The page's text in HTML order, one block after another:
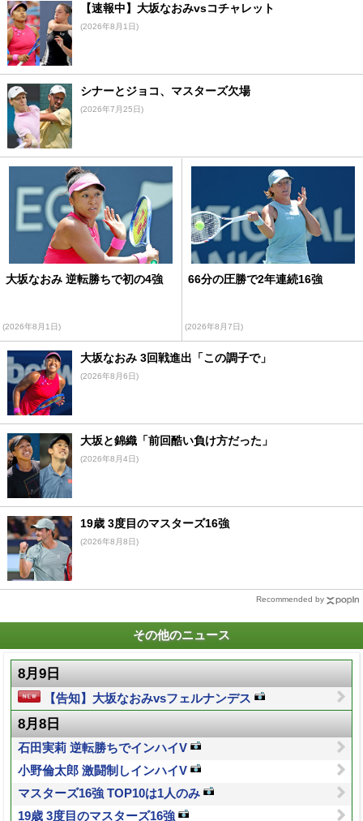
【速報中】大坂なおみvsコチャレット
(2026年8月1日)
シナーとジョコ、マスターズ欠場
(2026年7月25日)
大坂なおみ 逆転勝ちで初の4強
(2026年8月1日)
66分の圧勝で2年連続16強
(2026年8月7日)
大坂なおみ 3回戦進出「この調子で」
(2026年8月6日)
大坂と錦織「前回酷い負け方だった」
(2026年8月4日)
19歳 3度目のマスターズ16強
(2026年8月8日)
Recommended by
その他のニュース
8月9日
【告知】大坂なおみvsフェルナンデス
8月8日
石田実莉 逆転勝ちでインハイV
小野倫太郎 激闘制しインハイV
マスターズ16強 TOP10は1人のみ
19歳 3度目のマスターズ16強